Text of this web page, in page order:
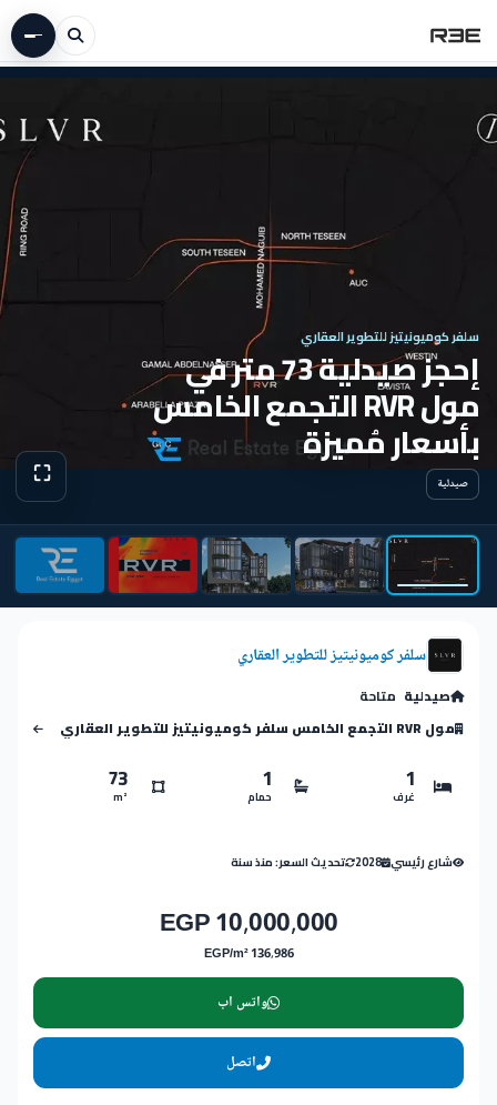
سلفر كوميونيتيز للتطوير العقاري
إحجز صيدلية 73 متر في
مول RVR التجمع الخامس
بأسعار مُميزة
صيدلية ⛶عرض
سلفر كوميونيتيز للتطوير العقاري
صيدلية متاحة
مول RVR التجمع الخامس سلفر كوميونيتيز للتطوير العقاري
1
غرف
1
حمام
73
m²
شارع رئيسي 2028 تحديث السعر: منذ سنة
10,000,000 EGP
136,986 EGP/m²
واتس اب
اتصل